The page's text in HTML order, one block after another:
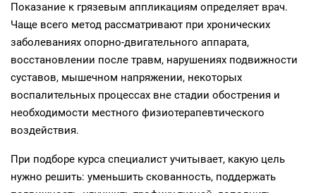
Показание к грязевым аппликациям определяет врач.
Чаще всего метод рассматривают при хронических
заболеваниях опорно‑двигательного аппарата,
восстановлении после травм, нарушениях подвижности
суставов, мышечном напряжении, некоторых
воспалительных процессах вне стадии обострения и
необходимости местного физиотерапевтического
воздействия.
При подборе курса специалист учитывает, какую цель
нужно решить: уменьшить скованность, поддержать